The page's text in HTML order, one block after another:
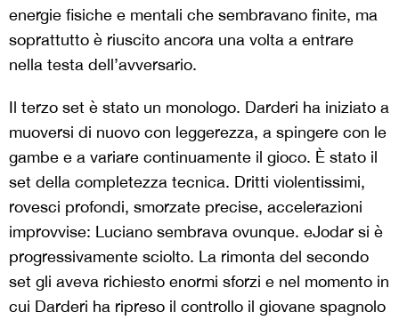
energie fisiche e mentali che sembravano finite, ma
soprattutto è riuscito ancora una volta a entrare
nella testa dell’avversario.
Il terzo set è stato un monologo. Darderi ha iniziato a
muoversi di nuovo con leggerezza, a spingere con le
gambe e a variare continuamente il gioco. È stato il
set della completezza tecnica. Dritti violentissimi,
rovesci profondi, smorzate precise, accelerazioni
improvvise: Luciano sembrava ovunque. eJodar si è
progressivamente sciolto. La rimonta del secondo
set gli aveva richiesto enormi sforzi e nel momento in
cui Darderi ha ripreso il controllo il giovane spagnolo